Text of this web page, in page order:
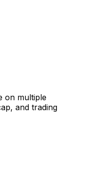
on multiple
and trading